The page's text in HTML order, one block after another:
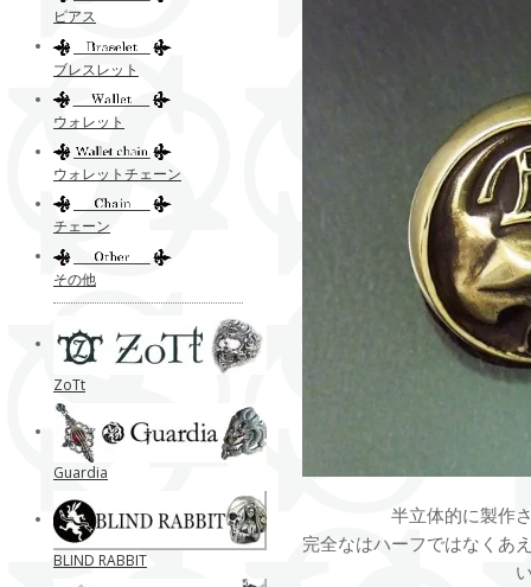
半立体的に製作
完全なはハーフではなくあ
ピアス
ブレスレット
ウォレット
ウォレットチェーン
チェーン
その他
ZoTt
Guardia
BLIND RABBIT